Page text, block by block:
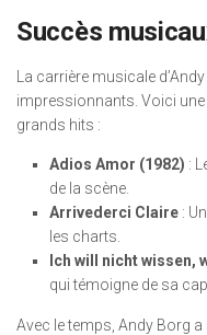
Succès
La carrière musicale
impressionnants. Voici
grands hits :
Adios Amor (1982) :
de la scène.
Arrivederci Claire :
les charts.
Ich will nicht wissen,
qui témoigne de sa
Avec le temps, Andy Borg